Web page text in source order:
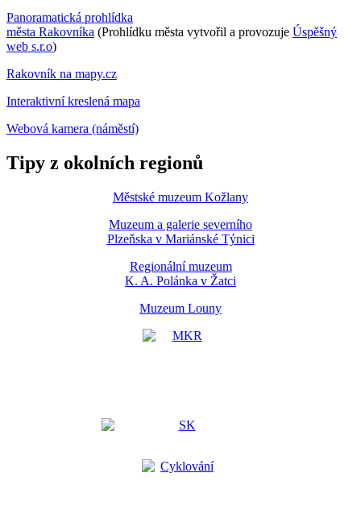
Panoramatická prohlídka
města Rakovníka (Prohlídku města vytvořil a provozuje Úspěšný
web s.r.o)
Rakovník na mapy.cz
Interaktivní kreslená mapa
Webová kamera (náměstí)
Tipy z okolních regionů
Městské muzeum Kožlany
Muzeum a galerie severního
Plzeňska v Mariánské Týnici
Regionální muzeum
K. A. Polánka v Žatci
Muzeum Louny